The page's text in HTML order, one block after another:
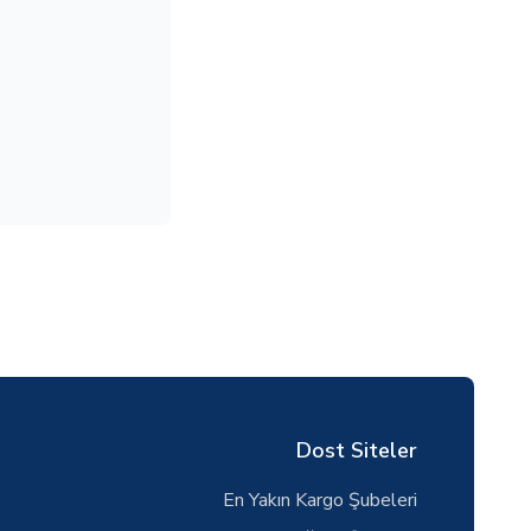
Dost Siteler
En Yakın Kargo Şubeleri